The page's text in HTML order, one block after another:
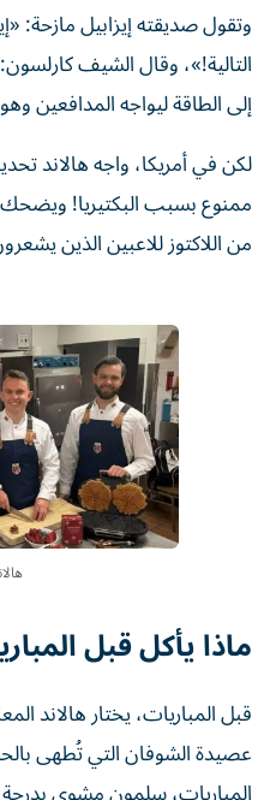
وتقول صديقته إيزابيل مازحة:
التالية!»، وقال الشيف
إلى الطاقة ليواجه المدافعين
لكن في أمريكا، واجه هالاند
ممنوع بسبب البكتيريا! ويضحك
من اللاكتوز للاعبين الذين
ماذا يأكل قبل
قبل المباريات، يختار هالاند
عصيدة الشوفان التي تُطهى